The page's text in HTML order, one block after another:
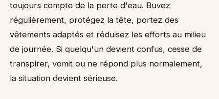
toujours compte de la perte d'eau. Buvez
régulièrement, protégez la tête, portez des
vêtements adaptés et réduisez les efforts au milieu
de journée. Si quelqu'un devient confus, cesse de
transpirer, vomit ou ne répond plus normalement,
la situation devient sérieuse.